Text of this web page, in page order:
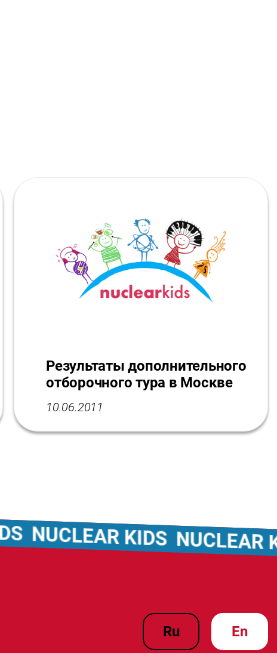
Результаты дополнительного
отборочного тура в Москве
10.06.2011
ru en
NUCLEAR KIDS NUCLEAR